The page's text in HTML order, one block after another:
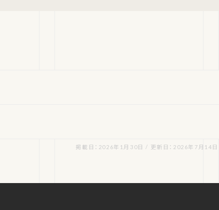
掲載日：2026年1月30日 / 更新日：2026年7月14日